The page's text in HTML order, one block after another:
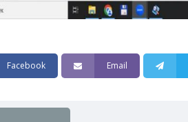
Facebook Email